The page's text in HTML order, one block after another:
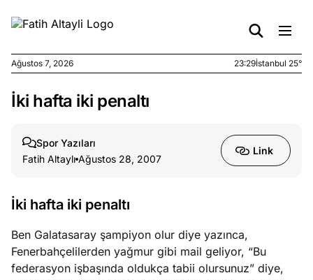
Ağustos
kirli
6, 2026
yasalar
Ağustos 7, 2026 23:29İstanbul 25°
İki hafta iki penaltı
Spor Yazıları
Fatih Altaylı Ağustos 28, 2007
Link
İki hafta iki penaltı
Ben Galatasaray şampiyon olur diye yazınca,
Fenerbahçelilerden yağmur gibi mail geliyor, “Bu
federasyon işbaşında oldukça tabii olursunuz” diye,